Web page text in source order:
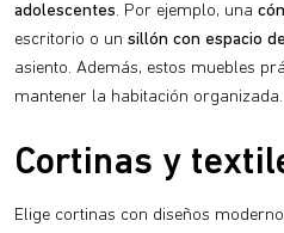
adolescentes. Por ejemplo, una
escritorio o un sillón con espacio
asiento. Además, estos muebles
mantener la habitación organizada.
Cortinas y
Elige cortinas con diseños